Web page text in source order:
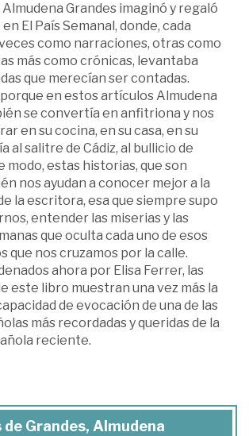
Grandes imaginó y regaló
El País Semanal, donde, cada
como narraciones, otras como
más como crónicas, levantaba
que merecían ser contadas.
porque en estos artículos Almudena
se convertía en anfitriona y nos
en su cocina, en su casa, en su
al salitre de Cádiz, al bullicio de
modo, estas historias, que son
nos ayudan a conocer mejor a la
la escritora, esa que siempre supo
entender las miserias y las
que oculta cada uno de esos
que nos cruzamos por la calle.
ahora por Elisa Ferrer, las
este libro muestran una vez más la
de evocación de una de las
más recordadas y queridas de la
reciente.
Grandes, Almudena